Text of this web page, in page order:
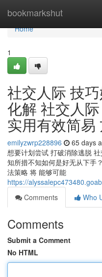
bookmarkshut
Home
Home
1
社交人际 技
化解 社交人
实用有效简易
emilyzwrp228896 65 days
想要计划尝试 打破消除逃脱
知所措不知如何是好无从下手
法策略 将 能够可能
https://
Comments
Who
Comments
Submit a Comment
No HTML